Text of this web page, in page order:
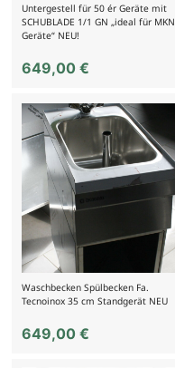
Untergestell für 50 ér Geräte mit
SCHUBLADE 1/1 GN „ideal für MKN
Geräte“ NEU!
649,00 €
Waschbecken Spülbecken Fa.
Tecnoinox 35 cm Standgerät NEU
649,00 €